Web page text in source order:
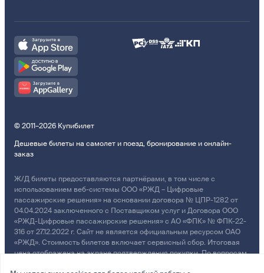
© 2011–2026 Купибилет
Дешевые билеты на самолет и поезд, бронирование и онлайн-
заказ
Ж/Д билеты предоставляются партнёрами, в том числе с
использованием веб-системы ООО «РЖД – Цифровые
пассажирские решения» на основании договора № ЦПР-1282 от
04.04.2024 заключенного с Поставщиком услуг и Договора ООО
«РЖД-Цифровые пассажирские решения» с АО «ФПК» № ФПК-22-
316 от 27.12.2022 г. Сайт не является официальным ресурсом ОАО
«РЖД». Стоимость билетов включает сервисный сбор. Итоговая
цена отображена на экране подтверждения покупки. По вопросам